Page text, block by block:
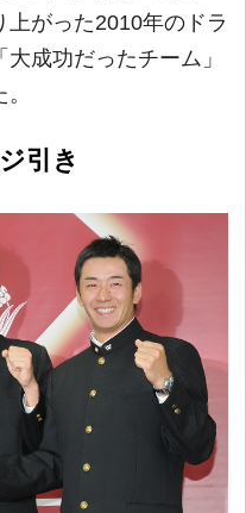
がった2010年のドラ
成功だったチーム」
引き